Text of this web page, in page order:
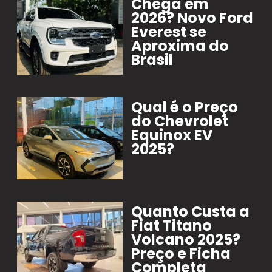
Chega em
2026? Novo Ford
Everest se
Aproxima do
Brasil
Qual é o Preço
do Chevrolet
Equinox EV
2025?
Quanto Custa a
Fiat Titano
Volcano 2025?
Preço e Ficha
Completa